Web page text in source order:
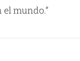
el mundo.”